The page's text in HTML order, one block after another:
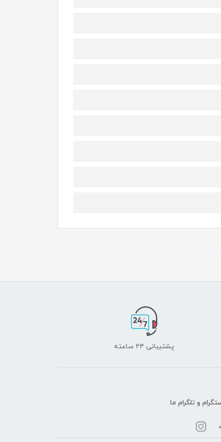
پشتیبانی ۲۴ ساعته
و تلگرام ما